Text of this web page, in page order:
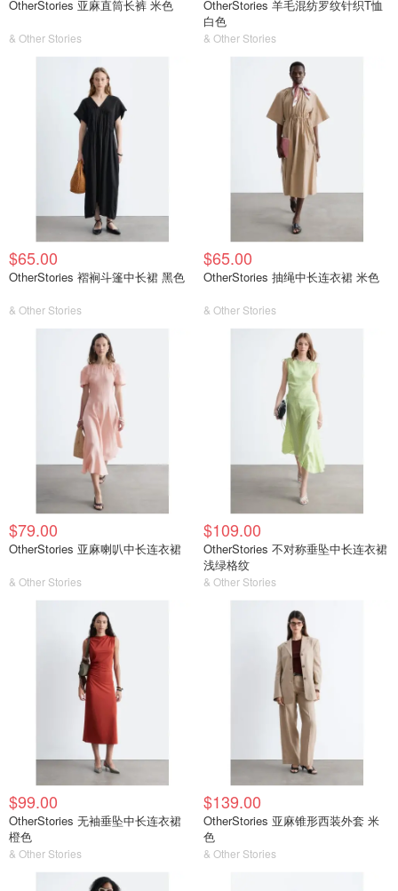
OtherStories 亚麻直筒长裤 米色
& Other Stories
OtherStories 羊毛混纺罗纹针织T恤
白色
& Other Stories
$65.00
OtherStories 褶裥斗篷中长裙 黑色
& Other Stories
$65.00
OtherStories 抽绳中长连衣裙 米色
& Other Stories
$79.00
OtherStories 亚麻喇叭中长连衣裙
& Other Stories
$109.00
OtherStories 不对称垂坠中长连衣裙
浅绿格纹
& Other Stories
$99.00
OtherStories 无袖垂坠中长连衣裙
橙色
& Other Stories
$139.00
OtherStories 亚麻锥形西装外套 米
色
& Other Stories